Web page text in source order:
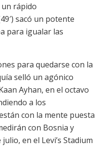
rápido
sacó un potente
para igualar las
para quedarse con la
selló un agónico
Ayhan, en el octavo
a los
con la mente puesta
con Bosnia y
en el Levi’s Stadium